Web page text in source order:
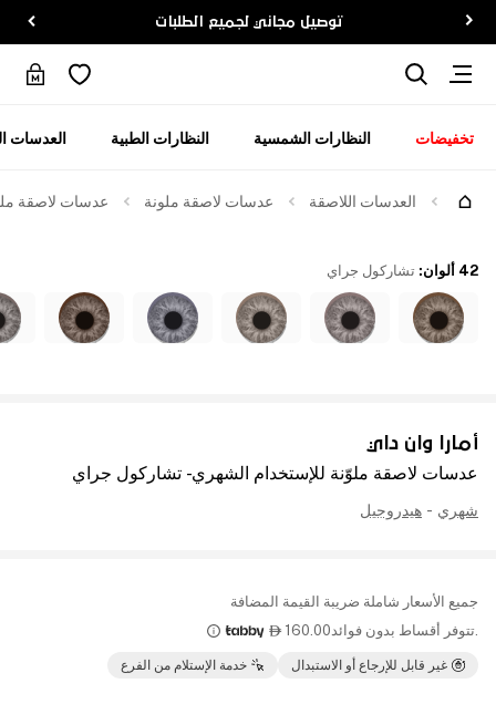
توصيل مجاني لجميع الطلبات
تخفيضات النظارات الشمسية النظارات الطبية العدسات
العدسات اللاصقة عدسات لاصقة ملونة عدسات لاصقة
أمارا وان داي
عدسات لاصقة ملوّنة للإستخدام الشهري - تشاركول جراي
شهري - هيدروجيل
جميع الأسعار شاملة ضريبة القيمة المضافة
.تتوفر أقساط بدون فوائد160.00

غير قابل للإرجاع أو الاستبدال خدمة الإستلام من الفرع
42 ألوان : تشاركول جراي